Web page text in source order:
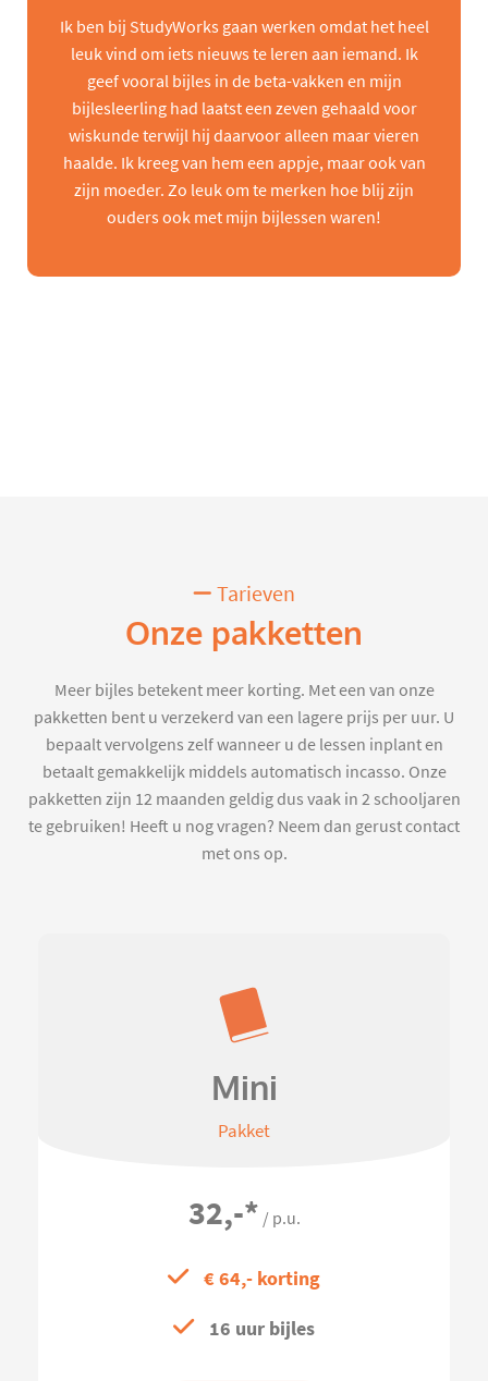
Ik ben bij StudyWorks gaan werken omdat het heel
leuk vind om iets nieuws te leren aan iemand. Ik
geef vooral bijles in de beta-vakken en mijn
bijlesleerling had laatst een zeven gehaald voor
wiskunde terwijl hij daarvoor alleen maar vieren
haalde. Ik kreeg van hem een appje, maar ook van
zijn moeder. Zo leuk om te merken hoe blij zijn
ouders ook met mijn bijlessen waren!
Tarieven
Onze pakketten
Meer bijles betekent meer korting. Met een van onze
pakketten bent u verzekerd van een lagere prijs per uur. U
bepaalt vervolgens zelf wanneer u de lessen inplant en
betaalt gemakkelijk middels automatisch incasso. Onze
pakketten zijn 12 maanden geldig dus vaak in 2 schooljaren
te gebruiken! Heeft u nog vragen? Neem dan gerust contact
met ons op.
Mini
Pakket
32,-* / p.u.
€ 64,- korting
16 uur bijles